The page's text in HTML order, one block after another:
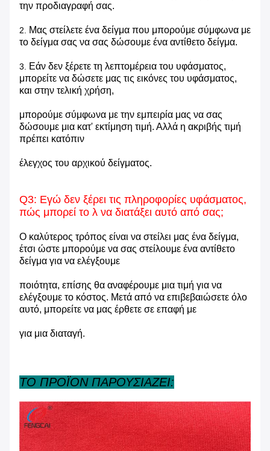
την προδιαγραφή σας.
2. Μας στείλετε ένα δείγμα που μπορούμε σύμφωνα με
το δείγμα σας να σας δώσουμε ένα αντίθετο δείγμα.
3. Εάν δεν ξέρετε τη λεπτομέρεια του υφάσματος,
μπορείτε να δώσετε μας τις εικόνες του υφάσματος,
και στην τελική χρήση,
μπορούμε σύμφωνα με την εμπειρία μας να σας
δώσουμε μια κατ' εκτίμηση τιμή. Αλλά η ακριβής τιμή
πρέπει κατόπιν
έλεγχος του αρχικού δείγματος.
Q3: Εγώ δεν ξέρει τις πληροφορίες υφάσματος,
πώς μπορεί το λ να διατάξει αυτό από σας;
Ο καλύτερος τρόπος είναι να στείλει μας ένα δείγμα,
έτσι ώστε μπορούμε να σας στείλουμε ένα αντίθετο
δείγμα για να ελέγξουμε
ποιότητα, επίσης θα αναφέρουμε μια τιμή για να
ελέγξουμε το κόστος. Μετά από να επιβεβαιώσετε όλο
αυτό, μπορείτε να μας έρθετε σε επαφή με
για μια διαταγή.
ΤΟ ΠΡΟΪΟΝ ΠΑΡΟΥΣΙΑΖΕΙ: